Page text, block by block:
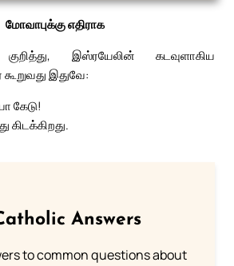
மோவாபுக்கு எதிராக
இஸ்ரயேலின் கடவுளாகிய
இதுவே:
கேடு!
கிடக்கிறது.
Answers
to common questions about